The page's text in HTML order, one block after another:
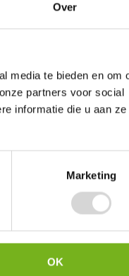
Over
media te bieden en om
partners voor social
informatie die u aan ze
Marketing
OK
camouflage
bestendigheid
100 cm een aluminium
met PP
met plastic